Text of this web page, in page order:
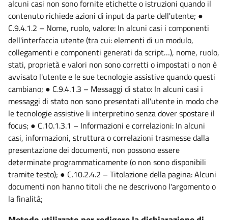
alcuni casi non sono fornite etichette o istruzioni quando il
contenuto richiede azioni di input da parte dell'utente; ●
C.9.4.1.2 – Nome, ruolo, valore: In alcuni casi i componenti
dell'interfaccia utente (tra cui: elementi di un modulo,
collegamenti e componenti generati da script…), nome, ruolo,
stati, proprietà e valori non sono corretti o impostati o non è
avvisato l'utente e le sue tecnologie assistive quando questi
cambiano; ● C.9.4.1.3 – Messaggi di stato: In alcuni casi i
messaggi di stato non sono presentati all'utente in modo che
le tecnologie assistive li interpretino senza dover spostare il
focus; ● C.10.1.3.1 – Informazioni e correlazioni: In alcuni
casi, informazioni, struttura o correlazioni trasmesse dalla
presentazione dei documenti, non possono essere
determinate programmaticamente (o non sono disponibili
tramite testo); ● C.10.2.4.2 – Titolazione della pagina: Alcuni
documenti non hanno titoli che ne descrivono l'argomento o
la finalità;